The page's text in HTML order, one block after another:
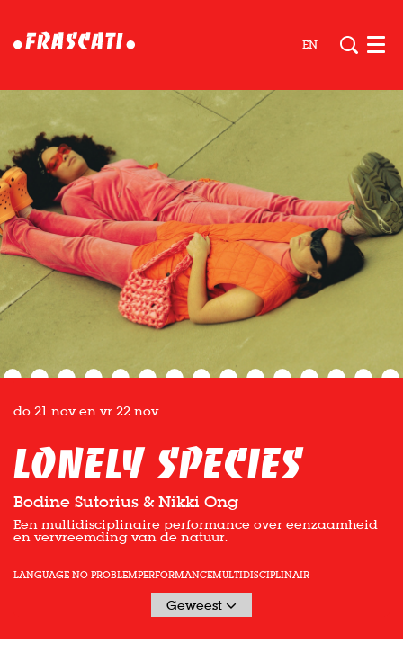
EN
Lonely Species
Bodine Sutorius & Nikki Ong
do 21 noven vr 22 nov
Een multidisciplinaire performance over eenzaamheid
en vervreemding van de natuur.
LANGUAGE NO PROBLEMPERFORMANCEMULTIDISCIPLINAIR
Geweest